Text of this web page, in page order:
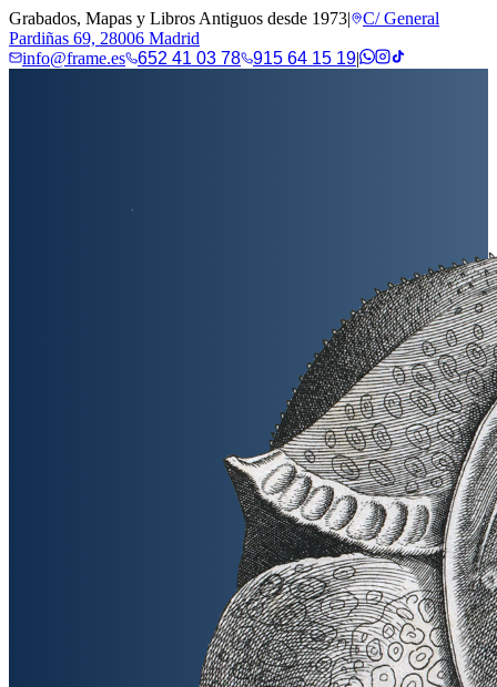
Grabados, Mapas y Libros Antiguos desde 1973|
C/ General
Pardiñas 69, 28006 Madrid
info@frame.es
652 41 03 78 915 64 15 19|